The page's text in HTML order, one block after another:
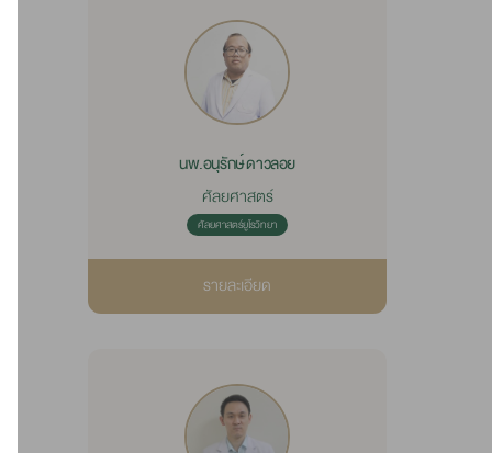
นพ.อนุรักษ์ ดาวลอย
ศัลยศาสตร์
ศัลยศาสตร์ยูโรวิทยา
รายละเอียด